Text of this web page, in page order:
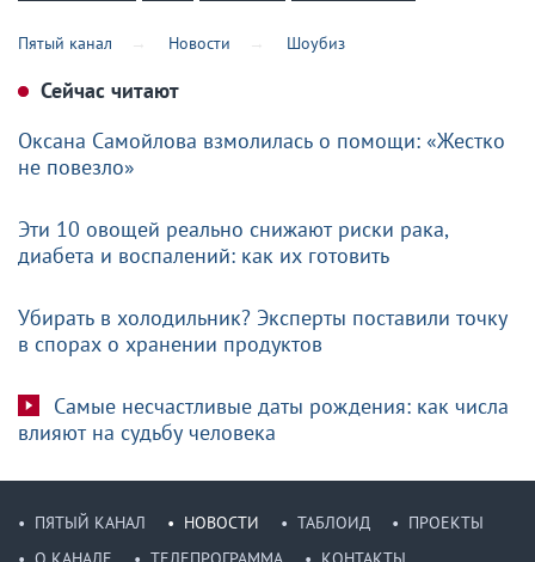
Пятый канал Новости Шоубиз
Сейчас читают
Оксана Самойлова взмолилась о помощи: «Жестко
не повезло»
Эти 10 овощей реально снижают риски рака,
диабета и воспалений: как их готовить
Убирать в холодильник? Эксперты поставили точку
в спорах о хранении продуктов
Самые несчастливые даты рождения: как числа
влияют на судьбу человека
ПЯТЫЙ КАНАЛ НОВОСТИ ТАБЛОИД
ПРОЕКТЫ